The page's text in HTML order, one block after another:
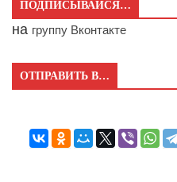
ПОДПИСЫВАЙСЯ…
на группу Вконтакте
ОТПРАВИТЬ В…